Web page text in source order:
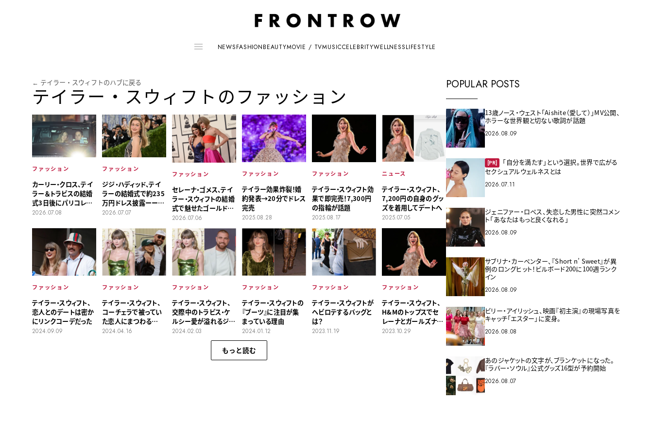
NEWSFASHIONBEAUTYMOVIE / TVMUSICCELEBRITYWELLNESSLIFESTYLE
← テイラー・スウィフトのハブに戻る
テイラー・スウィフトのファッション
ファッション
カーリー・クロス、テイ
ラー＆トラビスの結婚
式3日後にパリコレへ
――スキャパレッリで
2026.07.08
ファッション
ジジ・ハディッド、テイ
ラーの結婚式で約235
万円ドレス披露ーー
「ソフトクリーム風ヘ
2026.07.07
ファッション
セレーナ・ゴメス、テイ
ラー・スウィフトの結婚
式で魅せたゴールドド
レス
2026.07.06
ファッション
テイラー効果炸裂！婚
約発表→20分でドレス
完売
2025.08.28
ファッション
テイラー・スウィフト効
果で即完売！7,300円
の指輪が話題
2025.08.17
ニュース
テイラー・スウィフト、
7,200円の自身のグッ
ズを着用してデートへ
2025.07.05
ファッション
テイラー・スウィフト、
恋人とのデートは密か
にリンクコーデだった
2024.09.09
ファッション
テイラー・スウィフト、
コーチェラで被ってい
た恋人にまつわる
キャップ
2024.04.16
ファッション
テイラー・スウィフト、
交際中のトラビス・ケ
ルシー愛が溢れるジュ
エリーを着用
2024.02.03
ファッション
テイラー・スウィフトの
『ブーツ』に注目が集
まっている理由
2024.01.12
ファッション
テイラー・スウィフトが
ヘビロテするバッグと
は？
2023.11.19
ファッション
テイラー・スウィフト、
H&Mのトップスでセ
レーナとガールズナイ
ト
2023.10.29
もっと読む
POPULAR POSTS
13歳ノース・ウェスト「Aishite（愛して）」MV公開、
ホラーな世界観と切ない歌詞が話題
2026.08.09
[PR]
「自分を満たす」という選択。世界で広がる
セクシュアルウェルネスとは
2026.07.11
ジェニファー・ロペス、失恋した男性に突然コメン
ト「あなたはもっと良くなれる」
2026.08.09
サブリナ・カーペンター、『Short n’ Sweet』が異
例のロングヒット！ビルボード200に100週ランク
イン
2026.08.09
ビリー・アイリッシュ、映画『初主演』の現場写真を
キャッチ「エスター」に変身。
2026.08.08
あのジャケットの文字が、ブランケットになった。
『ラバー・ソウル』公式グッズ16型が予約開始
2026.08.07